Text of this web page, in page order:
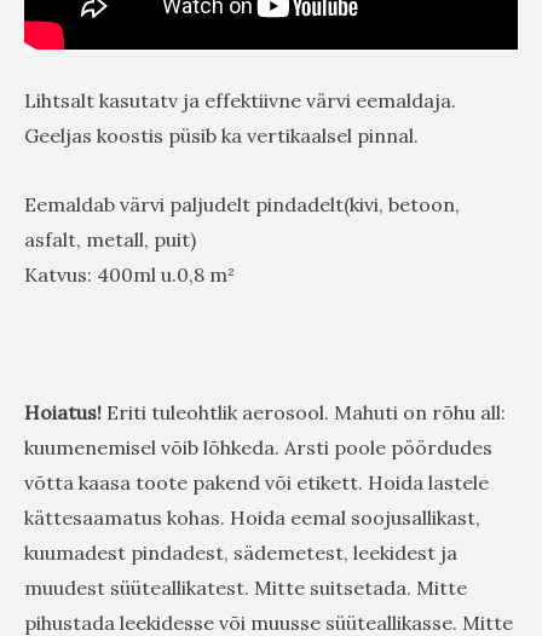
Lihtsalt kasutatv ja effektiivne värvi eemaldaja.
Geeljas koostis püsib ka vertikaalsel pinnal.
Eemaldab värvi paljudelt pindadelt(kivi, betoon,
asfalt, metall, puit)
Katvus: 400ml u.0,8 m²
Hoiatus! Eriti tuleohtlik aerosool. Mahuti on rõhu all:
kuumenemisel võib lõhkeda. Arsti poole pöördudes
võtta kaasa toote pakend või etikett. Hoida lastele
kättesaamatus kohas. Hoida eemal soojusallikast,
kuumadest pindadest, sädemetest, leekidest ja
muudest süüteallikatest. Mitte suitsetada. Mitte
pihustada leekidesse või muusse süüteallikasse. Mitte